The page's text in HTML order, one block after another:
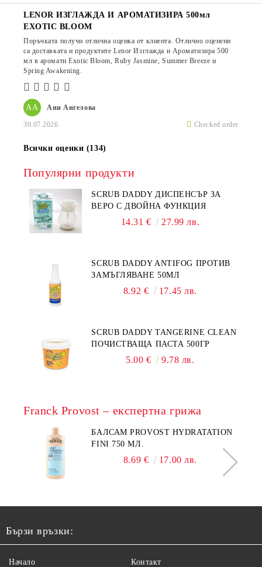
АА Ани Ангелова
30.07.2026 Checked order
LENOR ИЗГЛАЖДА И АРОМАТИЗИРА 500мл
EXOTIC BLOOM
Поръчката получи отлична оценка от клиента. Отлично оценени
са доставката и продуктите Lenor Изглажда и Ароматизира 500
мл в аромати Exotic Bloom, Ruby Jasmine, Summer Breeze и
Spring Awakening.
Всички оценки (134)
Популярни продукти
SCRUB DADDY ДИСПЕНСЪР ЗА
ВЕРО С ДВОЙНА ФУНКЦИЯ
14.31 € 27.99 лв.
SCRUB DADDY ANTIFOG ПРОТИВ
ЗАМЪГЛЯВАНЕ 50МЛ
8.92 € 17.45 лв.
SCRUB DADDY TANGERINE CLEAN
ПОЧИСТВАЩА ПАСТА 500ГР
5.00 € 9.78 лв.
Franck Provost – експертна грижа
БАЛСАМ PROVOST HYDRATATION
FINI 750 МЛ.
8.69 € 17.00 лв.
Бързи връзки:
Начало Контакт